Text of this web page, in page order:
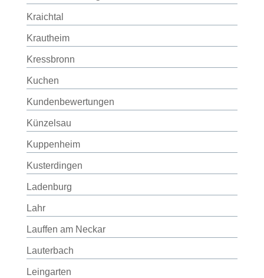
Kraichtal
Krautheim
Kressbronn
Kuchen
Kundenbewertungen
Künzelsau
Kuppenheim
Kusterdingen
Ladenburg
Lahr
Lauffen am Neckar
Lauterbach
Leingarten